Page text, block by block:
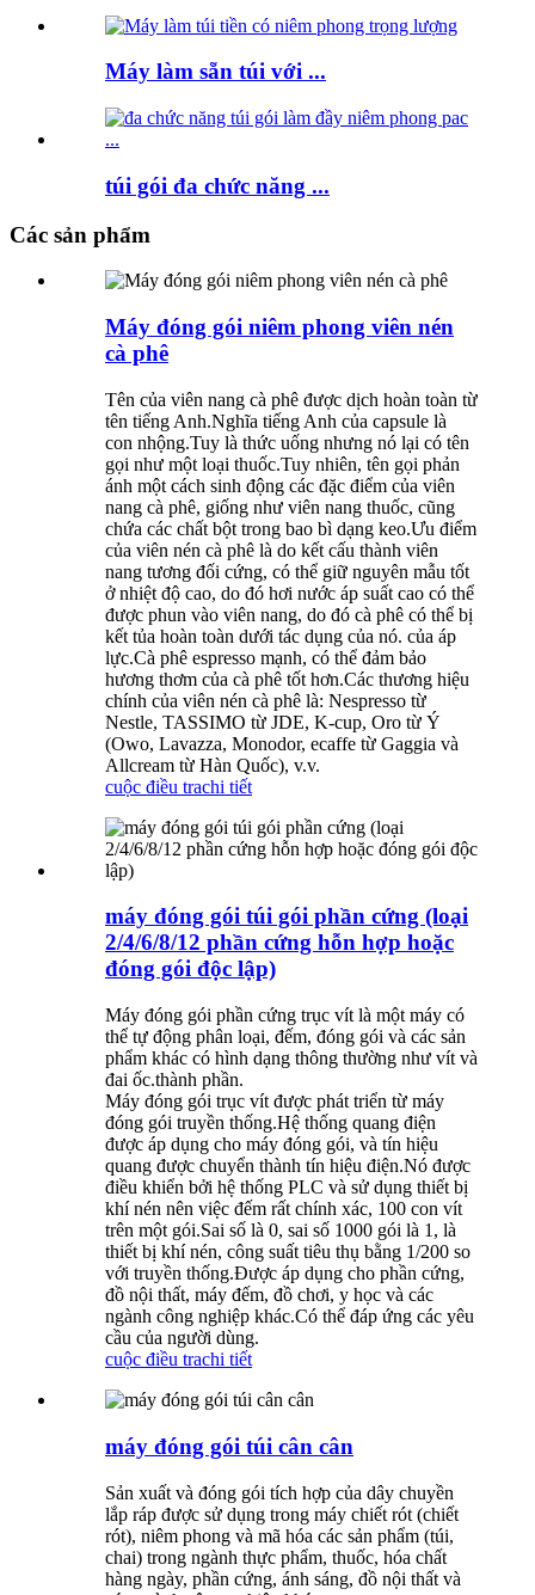
Máy làm sẵn túi với ...
túi gói đa chức năng ...
Các sản phẩm
Máy đóng gói niêm phong viên nén
cà phê
Tên của viên nang cà phê được dịch hoàn toàn từ
tên tiếng Anh.Nghĩa tiếng Anh của capsule là
con nhộng.Tuy là thức uống nhưng nó lại có tên
gọi như một loại thuốc.Tuy nhiên, tên gọi phản
ánh một cách sinh động các đặc điểm của viên
nang cà phê, giống như viên nang thuốc, cũng
chứa các chất bột trong bao bì dạng keo.Ưu điểm
của viên nén cà phê là do kết cấu thành viên
nang tương đối cứng, có thể giữ nguyên mẫu tốt
ở nhiệt độ cao, do đó hơi nước áp suất cao có thể
được phun vào viên nang, do đó cà phê có thể bị
kết tủa hoàn toàn dưới tác dụng của nó. của áp
lực.Cà phê espresso mạnh, có thể đảm bảo
hương thơm của cà phê tốt hơn.Các thương hiệu
chính của viên nén cà phê là: Nespresso từ
Nestle, TASSIMO từ JDE, K-cup, Oro từ Ý
(Owo, Lavazza, Monodor, ecaffe từ Gaggia và
Allcream từ Hàn Quốc), v.v.
cuộc điều trachi tiết
máy đóng gói túi gói phần cứng (loại
2/4/6/8/12 phần cứng hỗn hợp hoặc
đóng gói độc lập)
Máy đóng gói phần cứng trục vít là một máy có
thể tự động phân loại, đếm, đóng gói và các sản
phẩm khác có hình dạng thông thường như vít và
đai ốc.thành phần.
Máy đóng gói trục vít được phát triển từ máy
đóng gói truyền thống.Hệ thống quang điện
được áp dụng cho máy đóng gói, và tín hiệu
quang được chuyển thành tín hiệu điện.Nó được
điều khiển bởi hệ thống PLC và sử dụng thiết bị
khí nén nên việc đếm rất chính xác, 100 con vít
trên một gói.Sai số là 0, sai số 1000 gói là 1, là
thiết bị khí nén, công suất tiêu thụ bằng 1/200 so
với truyền thống.Được áp dụng cho phần cứng,
đồ nội thất, máy đếm, đồ chơi, y học và các
ngành công nghiệp khác.Có thể đáp ứng các yêu
cầu của người dùng.
cuộc điều trachi tiết
máy đóng gói túi cân cân
Sản xuất và đóng gói tích hợp của dây chuyền
lắp ráp được sử dụng trong máy chiết rót (chiết
rót), niêm phong và mã hóa các sản phẩm (túi,
chai) trong ngành thực phẩm, thuốc, hóa chất
hàng ngày, phần cứng, ánh sáng, đồ nội thất và